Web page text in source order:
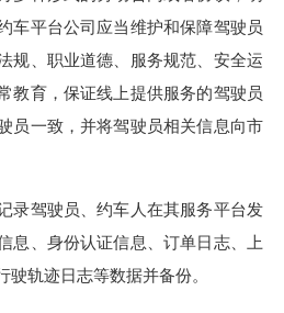
车平台公司应当维护和保障驾驶员
规、职业道德、服务规范、安全运
教育，保证线上提供服务的驾驶员
员一致，并将驾驶员相关信息向市
驾驶员、约车人在其服务平台发
息、身份认证信息、订单日志、上
轨迹日志等数据并备份。